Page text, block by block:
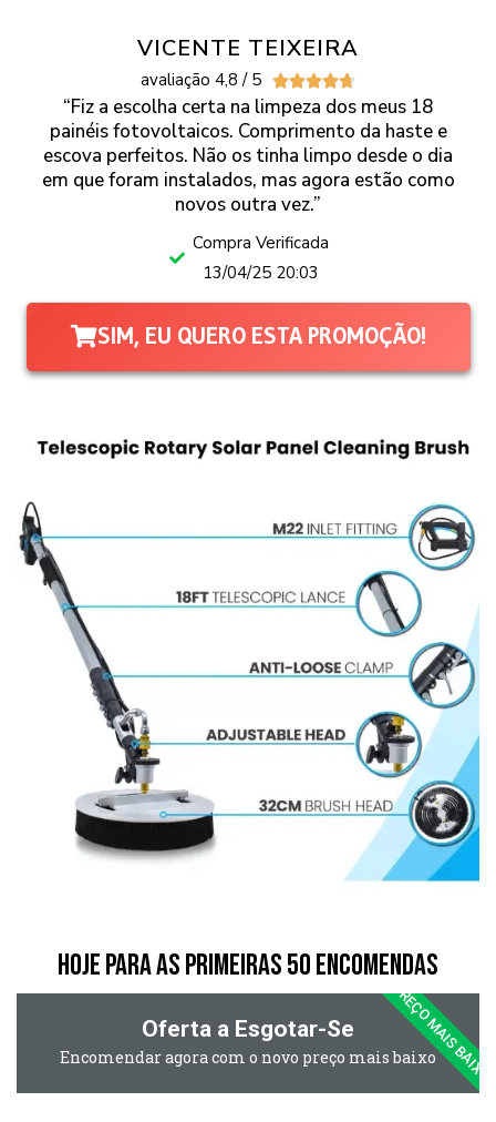
VICENTE TEIXEIRA
avaliação 4,8 / 5 
“Fiz a escolha certa na limpeza dos meus 18
painéis fotovoltaicos. Comprimento da haste e
escova perfeitos. Não os tinha limpo desde o dia
em que foram instalados, mas agora estão como
novos outra vez.”
Compra Verificada
13/04/25 20:03
SIM, EU QUERO ESTA PROMOÇÃO!
hoje para as primeiras 50 encomendas
Oferta a Esgotar-Se
Encomendar agora com o novo preço mais baixoPREÇO MAIS BAIXO